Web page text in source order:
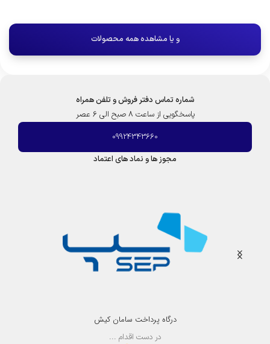
و یا مشاهده همه محصولات
شماره تماس دفتر فروش و تلفن همراه
پاسخگویی از ساعت 8 صبح الی 6 عصر
09924343660
مجوز ها و نماد های اعتماد
درگاه پرداخت سامان کیش
در دست اقدام ...